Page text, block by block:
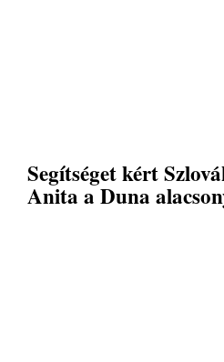
Segítséget kért
Anita a Duna